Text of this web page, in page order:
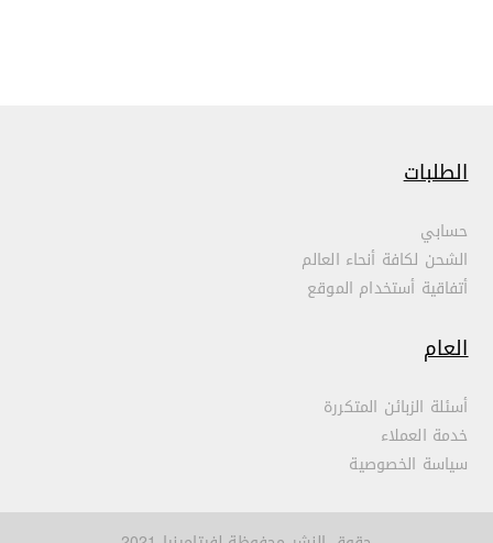
الطلبات
حسابي
الشحن لكافة أنحاء العالم
أتفاقية أستخدام الموقع
العام
أسئلة الزبائن المتكررة
خدمة العملاء
سياسة الخصوصية